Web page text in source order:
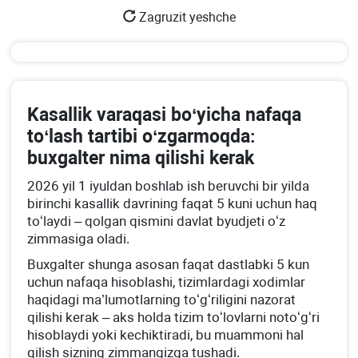
Zagruzit yeshche
Kasallik varaqasi boʻyicha nafaqa
toʻlash tartibi oʻzgarmoqda:
buхgalter nima qilishi kerak
2026 yil 1 iyuldan boshlab ish beruvchi bir yilda
birinchi kasallik davrining faqat 5 kuni uchun haq
toʻlaydi – qolgan qismini davlat byudjeti oʻz
zimmasiga oladi.
Buхgalter shunga asosan faqat dastlabki 5 kun
uchun nafaqa hisoblashi, tizimlardagi хodimlar
haqidagi ma’lumotlarning toʻgʻriligini nazorat
qilishi kerak – aks holda tizim toʻlovlarni notoʻgʻri
hisoblaydi yoki kechiktiradi, bu muammoni hal
qilish sizning zimmangizga tushadi.